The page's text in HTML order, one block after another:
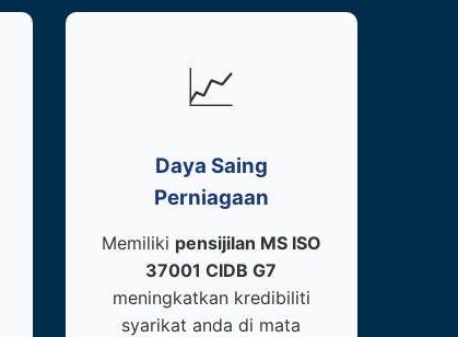
📈
Daya Saing
Perniagaan
Memiliki pensijilan MS ISO
37001 CIDB G7
meningkatkan kredibiliti
syarikat anda di mata